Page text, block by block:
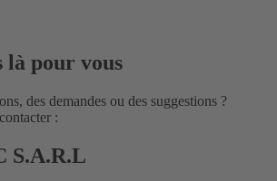
là pour vous
des demandes ou des suggestions ?
:
S.A.R.L